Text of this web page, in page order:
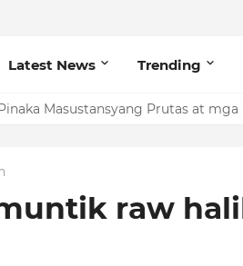
Latest News Trending
Masustansyang Prutas at
raw